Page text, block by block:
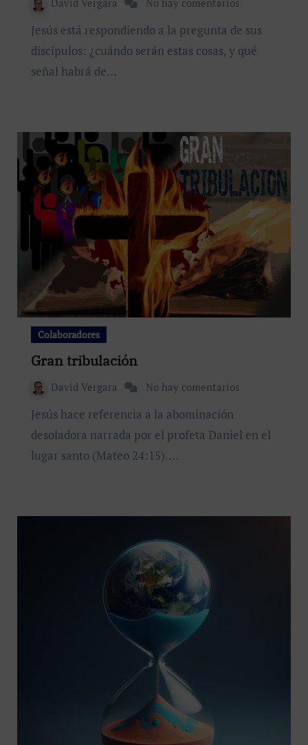
David Vergara No hay comentarios
Jesús está respondiendo a la pregunta de sus
discípulos: ¿cuándo serán estas cosas, y qué
señal habrá de…
Colaboradores
Gran tribulación
David Vergara No hay comentarios
Jesús hace referencia a la abominación
desoladora narrada por el profeta Daniel en el
lugar santo (Mateo 24:15).…